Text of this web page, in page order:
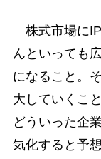
株式市場に
んといっても
になること。
大していくこ
どういった企
気化すると予